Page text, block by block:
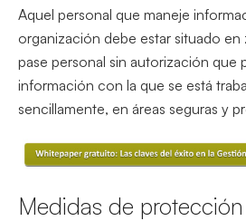
Aquel personal que maneje
organización debe estar situado en
pase personal sin autorización que
información con la que se está
sencillamente, en áreas seguras y
Medidas de